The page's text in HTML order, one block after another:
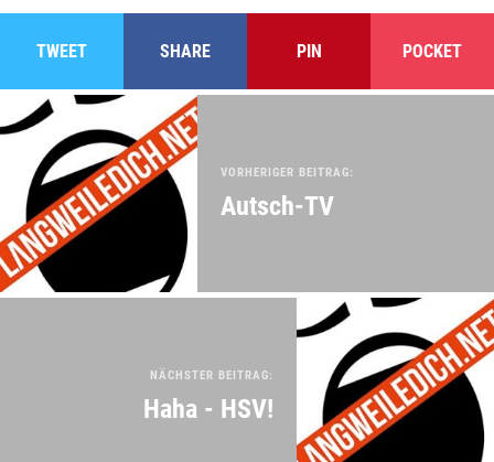
TWEET SHARE PIN POCKET
VORHERIGER BEITRAG:
Autsch-TV
NÄCHSTER BEITRAG:
Haha - HSV!